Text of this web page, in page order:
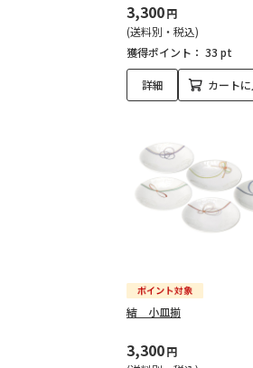
3,300円
(送料別・税込)
獲得ポイント： 33 pt
詳細 カート
結 小皿揃
3,300円